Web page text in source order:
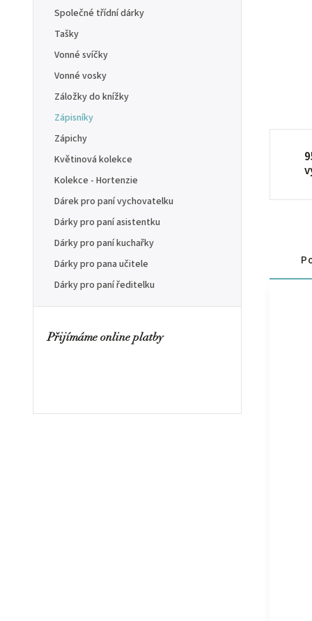
Společné třídní dárky
Tašky
Vonné svíčky
Vonné vosky
Záložky do knížky
Zápisníky
Zápichy
Květinová kolekce
Kolekce - Hortenzie
Dárek pro paní vychovatelku
Dárky pro paní asistentku
Dárky pro paní kuchařky
Dárky pro pana učitele
Dárky pro paní ředitelku
Přijímáme online platby